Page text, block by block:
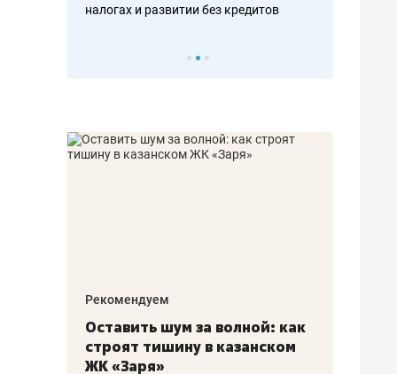
налогах и развитии без кредитов
Рекомендуем
Оставить шум за волной: как
строят тишину в казанском
ЖК «Заря»